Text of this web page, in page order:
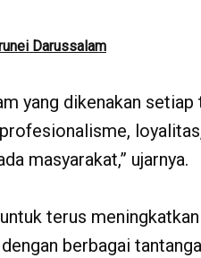
Darussalam
yang dikenakan
masyarakat,” ujarnya.
terus
berbagai